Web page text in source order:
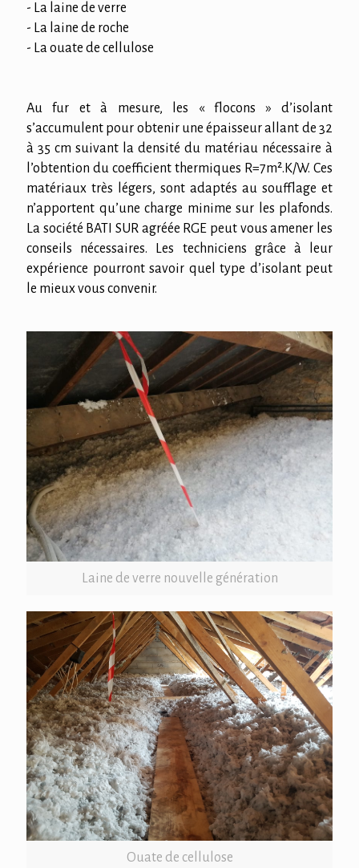
- La laine de verre
- La laine de roche
- La ouate de cellulose
Au fur et à mesure, les « flocons » d’isolant
s’accumulent pour obtenir une épaisseur allant de 32
à 35 cm suivant la densité du matériau nécessaire à
l’obtention du coefficient thermiques R=7m².K/W. Ces
matériaux très légers, sont adaptés au soufflage et
n’apportent qu’une charge minime sur les plafonds.
La société BATI SUR agréée RGE peut vous amener les
conseils nécessaires. Les techniciens grâce à leur
expérience pourront savoir quel type d’isolant peut
le mieux vous convenir.
Laine de verre nouvelle génération
Ouate de cellulose